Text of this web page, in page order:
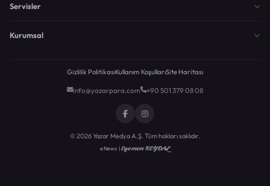
Servisler
Kurumsal
Gizlilik PolitikasıKullanım KoşullarıSite Haritası
info@yazarpara.com +90 501 379 08 08
© 2026 Yazar Medya A.Ş. Tüm hakları saklıdır.
eNews |Egemen KEYDAL